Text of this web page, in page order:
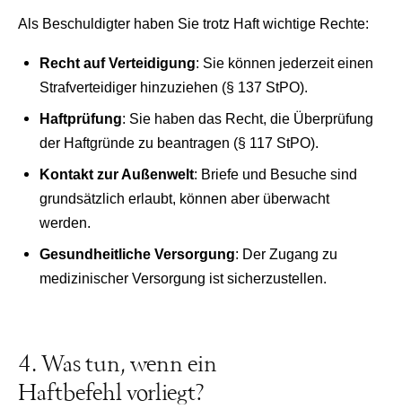
Als Beschuldigter haben Sie trotz Haft wichtige Rechte:
Recht auf Verteidigung: Sie können jederzeit einen
Strafverteidiger hinzuziehen (§ 137 StPO).
Haftprüfung: Sie haben das Recht, die Überprüfung
der Haftgründe zu beantragen (§ 117 StPO).
Kontakt zur Außenwelt: Briefe und Besuche sind
grundsätzlich erlaubt, können aber überwacht
werden.
Gesundheitliche Versorgung: Der Zugang zu
medizinischer Versorgung ist sicherzustellen.
4. Was tun, wenn ein
Haftbefehl vorliegt?